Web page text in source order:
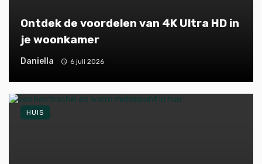
Ontdek de voordelen van 4K Ultra HD in
je woonkamer
Daniella 6 juli 2026
HUIS